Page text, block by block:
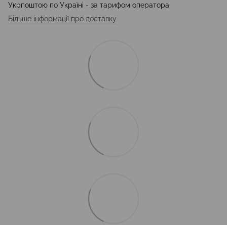
Укрпоштою по Україні - за тарифом оператора
Більше інформації про доставку